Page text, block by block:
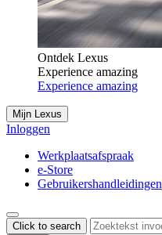
Ontdek Lexus
Experience amazing
Experience amazing
Mijn Lexus
Inloggen
Werkplaatsafspraak
e-Store
Gebruikershandleidingen
Click to search